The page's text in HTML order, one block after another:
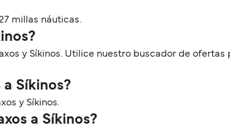
millas náuticas.
y Síkinos. Utilice nuestro buscador de
Síkinos?
y Síkinos.
a Síkinos?